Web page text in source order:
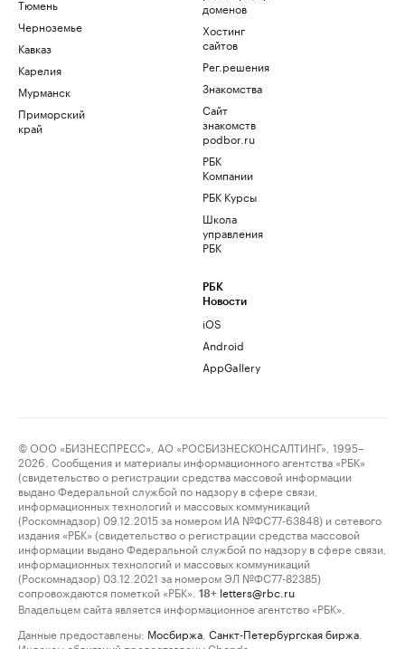
Тюмень
Черноземье
Кавказ
Карелия
Мурманск
Приморский
край
доменов
Хостинг
сайтов
Рег.решения
Знакомства
Сайт
знакомств
podbor.ru
РБК
Компании
РБК Курсы
Школа
управления
РБК
РБК
Новости
iOS
Android
AppGallery
© ООО «БИЗНЕСПРЕСС», АО «РОСБИЗНЕСКОНСАЛТИНГ», 1995–
2026. Сообщения и материалы информационного агентства «РБК»
(свидетельство о регистрации средства массовой информации
выдано Федеральной службой по надзору в сфере связи,
информационных технологий и массовых коммуникаций
(Роскомнадзор) 09.12.2015 за номером ИА №ФС77-63848) и сетевого
издания «РБК» (свидетельство о регистрации средства массовой
информации выдано Федеральной службой по надзору в сфере связи,
информационных технологий и массовых коммуникаций
(Роскомнадзор) 03.12.2021 за номером ЭЛ №ФС77-82385)
сопровождаются пометкой «РБК».
18+ letters@rbc.ru
Владельцем сайта является информационное агентство «РБК».
Данные предоставлены: Мосбиржа Санкт-Петербургская биржа